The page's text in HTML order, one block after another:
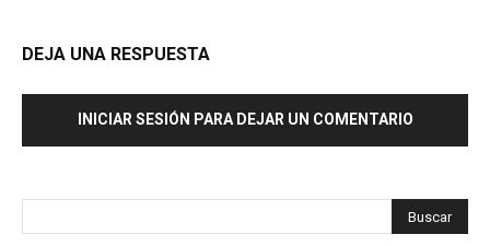
DEJA UNA RESPUESTA
INICIAR SESIÓN PARA DEJAR UN COMENTARIO